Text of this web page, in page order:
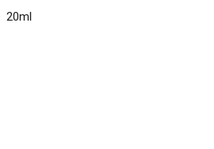
20ml